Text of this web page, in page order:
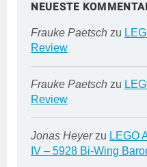
NEUESTE
Frauke Paetsch zu
Review
Frauke Paetsch zu
Review
Jonas Heyerzu LEGO
IV – 5928 Bi-Wing